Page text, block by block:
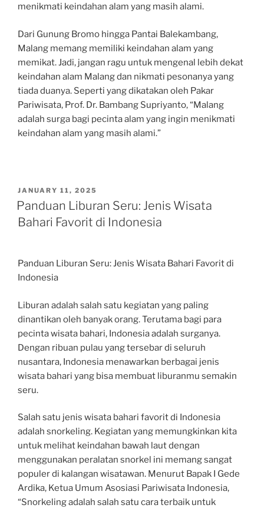
menikmati keindahan alam yang masih alami.
Dari Gunung Bromo hingga Pantai Balekambang,
Malang memang memiliki keindahan alam yang
memikat. Jadi, jangan ragu untuk mengenal lebih dekat
keindahan alam Malang dan nikmati pesonanya yang
tiada duanya. Seperti yang dikatakan oleh Pakar
Pariwisata, Prof. Dr. Bambang Supriyanto, “Malang
adalah surga bagi pecinta alam yang ingin menikmati
keindahan alam yang masih alami.”
POSTED
ON
JANUARY 11, 2025
Panduan Liburan Seru: Jenis Wisata
Bahari Favorit di Indonesia
Panduan Liburan Seru: Jenis Wisata Bahari Favorit di
Indonesia
Liburan adalah salah satu kegiatan yang paling
dinantikan oleh banyak orang. Terutama bagi para
pecinta wisata bahari, Indonesia adalah surganya.
Dengan ribuan pulau yang tersebar di seluruh
nusantara, Indonesia menawarkan berbagai jenis
wisata bahari yang bisa membuat liburanmu semakin
seru.
Salah satu jenis wisata bahari favorit di Indonesia
adalah snorkeling. Kegiatan yang memungkinkan kita
untuk melihat keindahan bawah laut dengan
menggunakan peralatan snorkel ini memang sangat
populer di kalangan wisatawan. Menurut Bapak I Gede
Ardika, Ketua Umum Asosiasi Pariwisata Indonesia,
“Snorkeling adalah salah satu cara terbaik untuk